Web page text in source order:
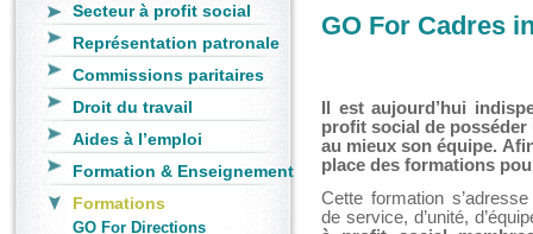
Secteur à profit social
Représentation patronale
Commissions paritaires
Droit du travail
Aides à l’emploi
Formation & Enseignement
Formations
GO For Directions
GO For Cadres
Il est aujourd’hui
profit social de
au mieux son équipe.
place des formations
Cette formation
de service, d’unité,